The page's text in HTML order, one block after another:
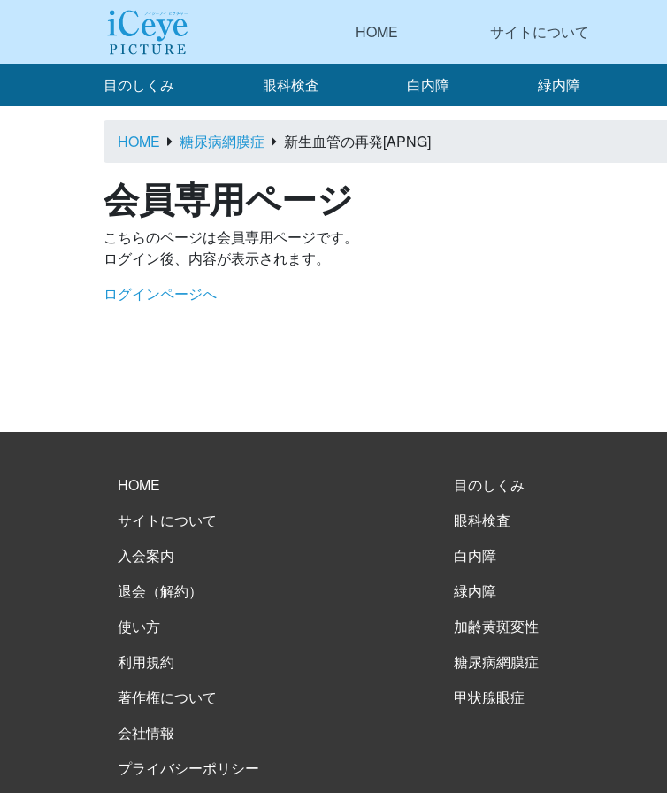
HOME サイトについて
目のしくみ 眼科検査 白内障 緑内障
HOME 糖尿病網膜症 新生血管の再発[APNG]
会員専用ページ
こちらのページは会員専用ページです。
ログイン後、内容が表示されます。
ログインページへ
HOME
サイトについて
入会案内
退会（解約）
使い方
利用規約
著作権について
会社情報
プライバシーポリシー
目のしくみ
眼科検査
白内障
緑内障
加齢黄斑変性
糖尿病網膜症
甲状腺眼症